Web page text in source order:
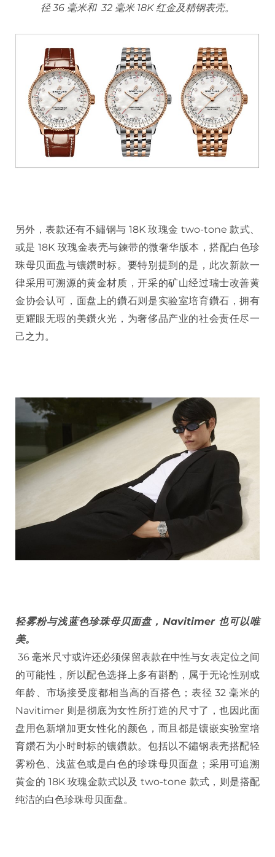
径 36 毫米和 32 毫米 18K 红金及精钢表壳。
另外，表款还有不鏽钢与 18K 玫瑰金 two-tone 款式、
或是 18K 玫瑰金表壳与鍊带的微奢华版本，搭配白色珍
珠母贝面盘与镶鑽时标。要特别提到的是，此次新款一
律采用可溯源的黄金材质，开采的矿山经过瑞士改善黄
金协会认可，面盘上的鑽石则是实验室培育鑽石，拥有
更耀眼无瑕的美鑽火光，为奢侈品产业的社会责任尽一
己之力。
轻雾粉与浅蓝色珍珠母贝面盘，Navitimer 也可以唯
美。
36 毫米尺寸或许还必须保留表款在中性与女表定位之间
的可能性，所以配色选择上多有斟酌，属于无论性别或
年龄、市场接受度都相当高的百搭色；表径 32 毫米的
Navitimer 则是彻底为女性所打造的尺寸了，也因此面
盘用色新增加更女性化的颜色，而且都是镶嵌实验室培
育鑽石为小时时标的镶鑽款。包括以不鏽钢表壳搭配轻
雾粉色、浅蓝色或是白色的珍珠母贝面盘；采用可追溯
黄金的 18K 玫瑰金款式以及 two-tone 款式，则是搭配
纯洁的白色珍珠母贝面盘。